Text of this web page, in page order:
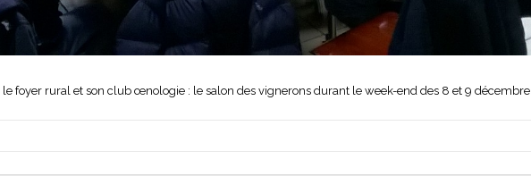
foyer rural et son club œnologie : le salon des vignerons durant le week-end des 8 et 9 décembre.